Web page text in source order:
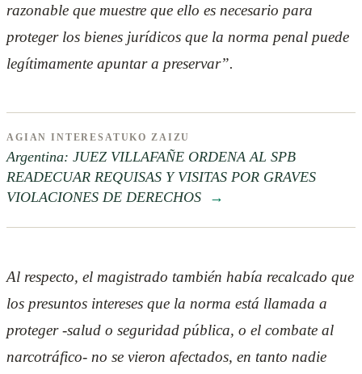
razonable que muestre que ello es necesario para
proteger los bienes jurídicos que la norma penal puede
legítimamente apuntar a preservar”.
AGIAN INTERESATUKO ZAIZU
Argentina: JUEZ VILLAFAÑE ORDENA AL SPB
READECUAR REQUISAS Y VISITAS POR GRAVES
VIOLACIONES DE DERECHOS
→
Al respecto, el magistrado también había recalcado que
los presuntos intereses que la norma está llamada a
proteger -salud o seguridad pública, o el combate al
narcotráfico- no se vieron afectados, en tanto nadie